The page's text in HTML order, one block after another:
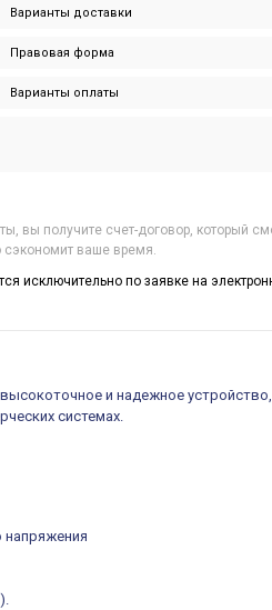
вы получите счет-договор, который
сэкономит ваше время.
исключительно по заявке на
и надежное
системах.
напряжения